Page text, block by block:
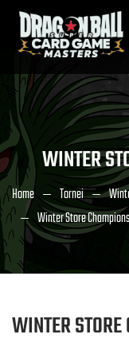
WINTER
Home Tornei
Winter Store
WINTER